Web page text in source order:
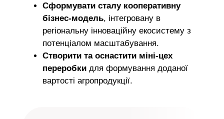
Сформувати сталу кооперативну
бізнес-модель, інтегровану в
регіональну інноваційну екосистему з
потенціалом масштабування.
Створити та оснастити міні-цех
переробки для формування доданої
вартості агропродукції.